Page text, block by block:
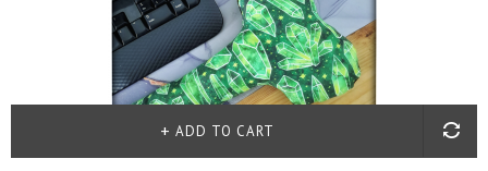
ADD TO CART